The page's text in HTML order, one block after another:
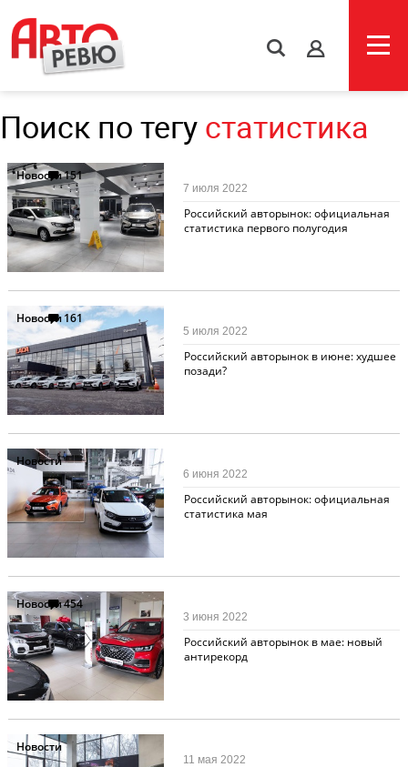
s
Поиск по тегу статистика
Новости151
Российский авторынок: официальная
статистика первого полугодия
7 июля 2022
Новости161
Российский авторынок в июне: худшее
позади?
5 июля 2022
Новости
Российский авторынок: официальная
статистика мая
6 июня 2022
Новости454
Российский авторынок в мае: новый
антирекорд
3 июня 2022
Новости
11 мая 2022